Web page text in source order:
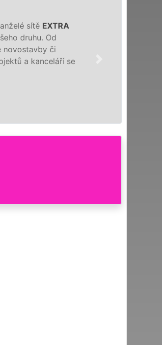
sítě EXTRA
Od
či
a kanceláří se